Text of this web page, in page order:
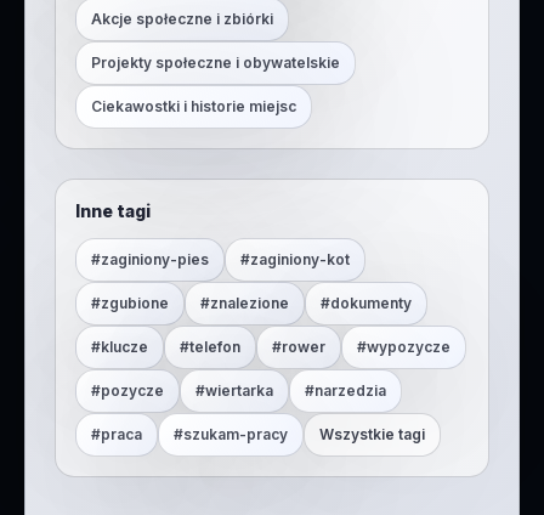
Akcje społeczne i zbiórki
Projekty społeczne i obywatelskie
Ciekawostki i historie miejsc
Inne tagi
#zaginiony-pies #zaginiony-kot
#zgubione #znalezione #dokumenty
#klucze #telefon #rower #wypozycze
#pozycze #wiertarka #narzedzia
#praca #szukam-pracy Wszystkie tagi